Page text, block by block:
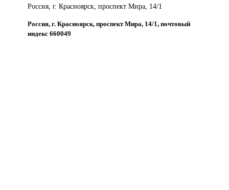
Россия, г. Красноярск, проспект Мира, 14/1
Россия, г. Красноярск, проспект Мира, 14/1, почтовый
индекс 660049